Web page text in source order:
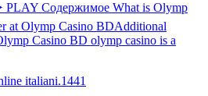
PLAY Содержимое What is Olymp
at Olymp Casino BDAdditional
Casino BD olymp casino is a